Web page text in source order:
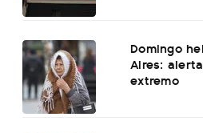
Domingo
Aires:
extremo